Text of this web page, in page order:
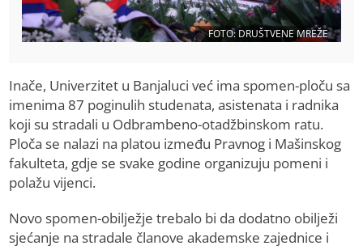
FOTO: DRUŠTVENE MREŽE
Inače, Univerzitet u Banjaluci već ima spomen-ploču sa
imenima 87 poginulih studenata, asistenata i radnika
koji su stradali u Odbrambeno-otadžbinskom ratu.
Ploča se nalazi na platou između Pravnog i Mašinskog
fakulteta, gdje se svake godine organizuju pomeni i
polažu vijenci.
Novo spomen-obilježje trebalo bi da dodatno obilježi
sjećanje na stradale članove akademske zajednice i